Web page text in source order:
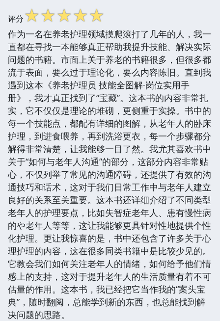
评分☆☆☆☆☆
作为一名在养老护理领域摸爬滚打了几年的人，我一
直都在寻找一本能够真正帮助我提升技能、解决实际
问题的书籍。市面上关于养老的书籍很多，但很多都
流于表面，要么过于理论化，要么内容陈旧。直到我
遇到这本《养老护理员 技能全图解·岗位实用手
册》，我才真正找到了“宝藏”。这本书的内容非常扎
实，它不仅仅是理论的堆砌，更侧重于实操。书中的
每一个技能点，都配有详细的图解，从老年人的卧床
护理，到进食喂养，再到洗浴更衣，每一个步骤都分
解得非常清楚，让我能够一目了然。我尤其喜欢书中
关于“如何与老年人沟通”的部分，这部分内容非常贴
心，不仅列举了常见的沟通障碍，还提供了有效的沟
通技巧和话术，这对于我们日常工作中与老年人建立
良好的关系至关重要。这本书还详细介绍了不同类型
老年人的护理要点，比如失智症老年人、患有慢性病
的や老年人等等，这让我能够更具针对性地提供个性
化护理。更让我惊喜的是，书中还包含了许多关于心
理护理的内容，这在很多同类书籍中是比较少见的。
它教会我们如何关注老年人的情绪，如何给予他们情
感上的支持，这对于提升老年人的生活质量有着不可
估量的作用。这本书，我已经把它当作我的“案头宝
典”，随时翻阅，总能学到新的东西，也总能找到解
决问题的思路。